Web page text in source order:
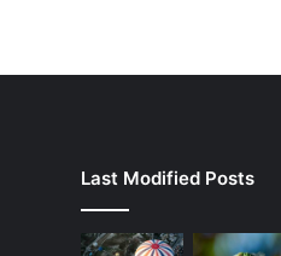
Last Modified Posts